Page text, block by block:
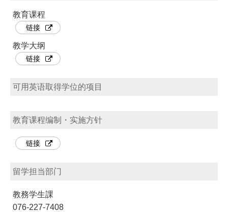
教育课程
链接
教学大纲
链接
可用英语取得学位的项目
教育课程编制・实施方针
链接
留学担当部门
教務学生課
076-227-7408